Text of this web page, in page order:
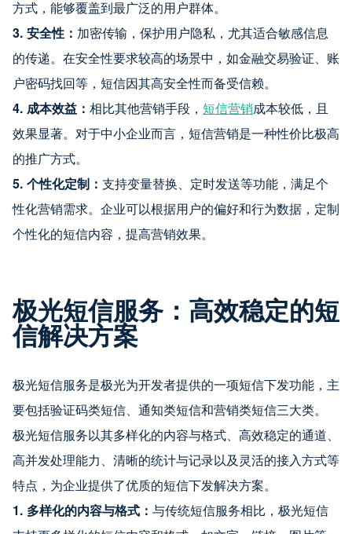
方式，能够覆盖到最广泛的用户群体。
3. 安全性： 加密传输，保护用户隐私，尤其适合敏感信息
的传递。在安全性要求较高的场景中，如金融交易验证、账
户密码找回等，短信因其高安全性而备受信赖。
4. 成本效益： 相比其他营销手段， 短信营销成本较低，且
效果显著。对于中小企业而言，短信营销是一种性价比极高
的推广方式。
5. 个性化定制： 支持变量替换、定时发送等功能，满足个
性化营销需求。企业可以根据用户的偏好和行为数据，定制
个性化的短信内容，提高营销效果。
极光短信服务：高效稳定的短
信解决方案
极光短信服务是极光为开发者提供的一项短信下发功能，主
要包括验证码类短信、通知类短信和营销类短信三大类。
极光短信服务以其多样化的内容与格式、高效稳定的通道、
高并发处理能力、清晰的统计与记录以及灵活的接入方式等
特点，为企业提供了优质的短信下发解决方案。
1. 多样化的内容与格式： 与传统短信服务相比，极光短信